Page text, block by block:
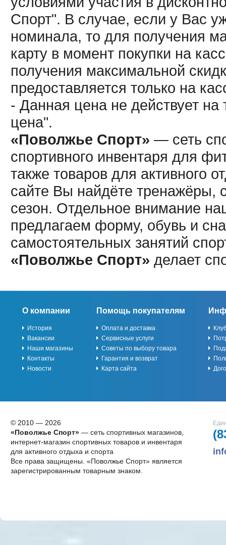
Спорт". В случае, если у Вас
номинала, то для получения
карту в момент покупки на
получения максимальной
предоставляется только на
- Данная цена не действует
цена".
«Поволжье Спорт» — сеть
спортивного инвентаря для
также товаров для активного
сайте Вы найдёте тренажёры,
сезон. Отдельное внимание
предлагаем форму, обувь и
самостоятельных занятий
«Поволжье Спорт» делает
О компании
История
Вакансии
Наши магазины
Контакты
Новости
Помощь покупателям
Оплата и доставка
Сервисные услуги
Советы по выбору товара
Гарантия и возврат
Карта сайта
© 2010 — 2026
«Поволжье Спорт»— сеть спортивных магазинов,
интернет-магазин спортивных товаров и инвентаря
для активного отдыха и спорта
Все права защищены. «Поволжье Спорт» является
зарегистрированным товарным знаком.